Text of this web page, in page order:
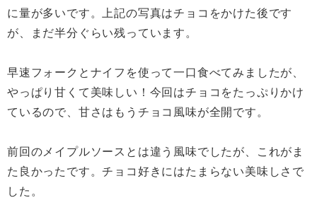
に量が多いです。上記の写真はチョコをかけた後です
が、まだ半分ぐらい残っています。
早速フォークとナイフを使って一口食べてみましたが、
やっぱり甘くて美味しい！今回はチョコをたっぷりかけ
ているので、甘さはもうチョコ風味が全開です。
前回のメイプルソースとは違う風味でしたが、これがま
た良かったです。チョコ好きにはたまらない美味しさで
した。